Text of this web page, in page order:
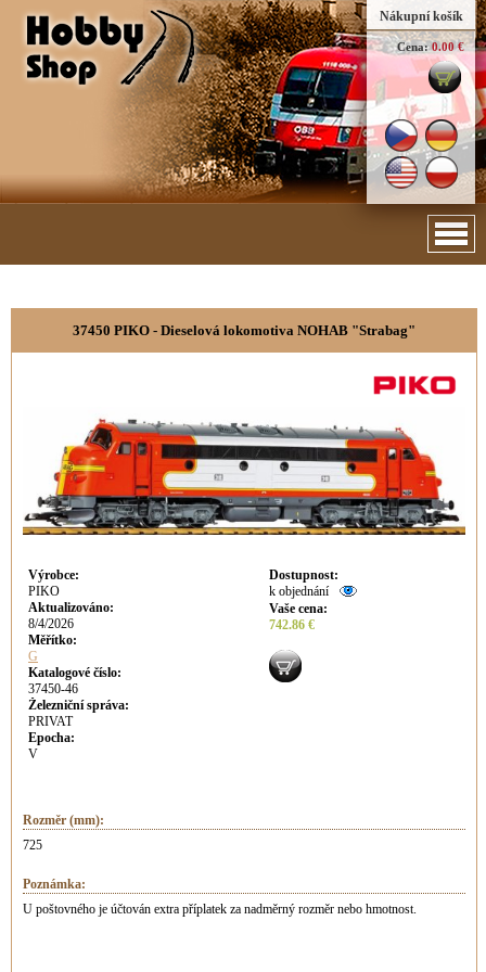
Nákupní košík
Cena: 0.00 €
37450 PIKO - Dieselová lokomotiva NOHAB "Strabag"
Výrobce:
PIKO
Aktualizováno:
8/4/2026
Měřítko:
G
Katalogové číslo:
37450-46
Železniční správa:
PRIVAT
Epocha:
V
Dostupnost:
k objednání
Vaše cena:
742.86 €
Rozměr (mm):
725
Poznámka:
U poštovného je účtován extra příplatek za nadměrný rozměr nebo hmotnost.